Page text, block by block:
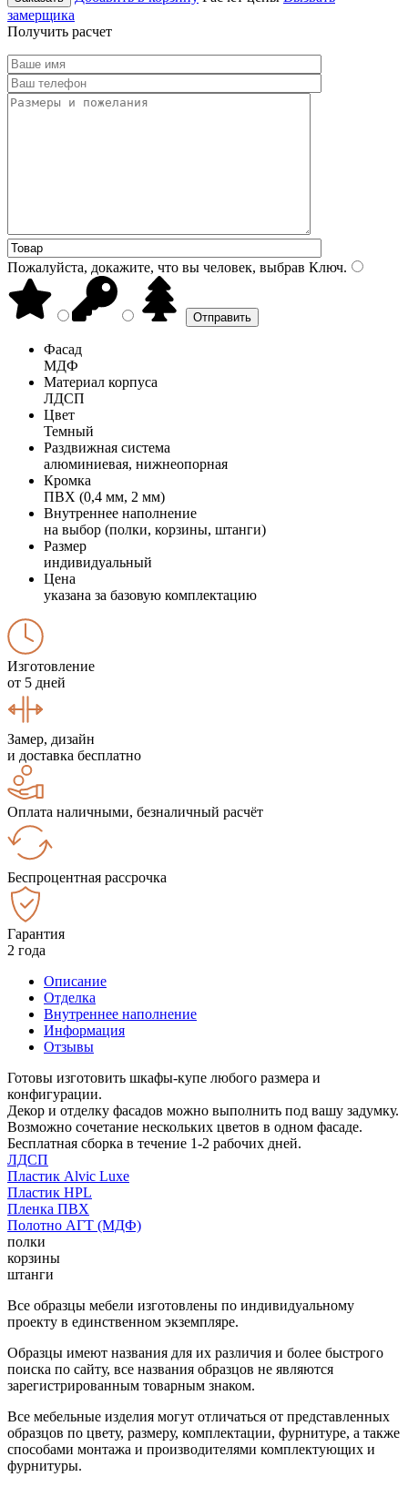
замерщика
Получить расчет
Пожалуйста, докажите, что вы человек, выбрав Ключ.
Фасад
МДФ
Материал корпуса
ЛДСП
Цвет
Темный
Раздвижная система
алюминиевая, нижнеопорная
Кромка
ПВХ (0,4 мм, 2 мм)
Внутреннее наполнение
на выбор (полки, корзины, штанги)
Размер
индивидуальный
Цена
указана за базовую комплектацию
Изготовление
от 5 дней
Замер, дизайн
и доставка бесплатно
Оплата наличными, безналичный расчёт
Беспроцентная рассрочка
Гарантия
2 года
Описание
Отделка
Внутреннее наполнение
Информация
Отзывы
Готовы изготовить шкафы-купе любого размера и
конфигурации.
Декор и отделку фасадов можно выполнить под вашу задумку.
Возможно сочетание нескольких цветов в одном фасаде.
Бесплатная сборка в течение 1-2 рабочих дней.
ЛДСП
Пластик Alvic Luxe
Пластик HPL
Пленка ПВХ
Полотно АГТ (МДФ)
полки
корзины
штанги
Все образцы мебели изготовлены по индивидуальному
проекту в единственном экземпляре.
Образцы имеют названия для их различия и более быстрого
поиска по сайту, все названия образцов не являются
зарегистрированным товарным знаком.
Все мебельные изделия могут отличаться от представленных
образцов по цвету, размеру, комплектации, фурнитуре, а также
способами монтажа и производителями комплектующих и
фурнитуры.